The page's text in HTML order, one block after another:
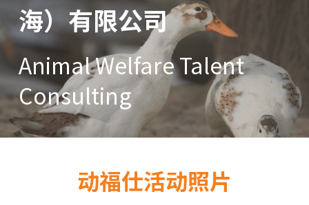
学员反馈
嘉宾感言
悼念冯冬梅⼥⼠
联系我们
海）有限公司
Animal Welfare Talent
Consulting
动福仕活动照片